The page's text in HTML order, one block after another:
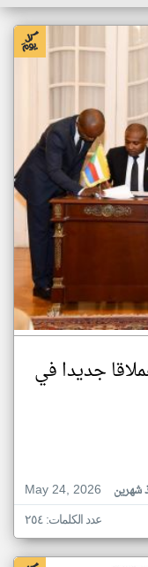
جديدا في
May 24, 2026
شهرين
عدد الكلمات: ٢٥٤